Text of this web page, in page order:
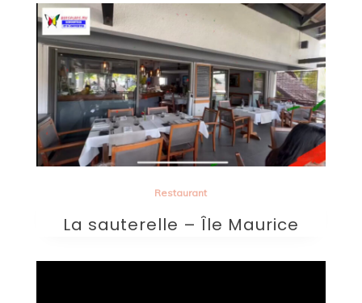
Restaurant
La sauterelle – Île Maurice